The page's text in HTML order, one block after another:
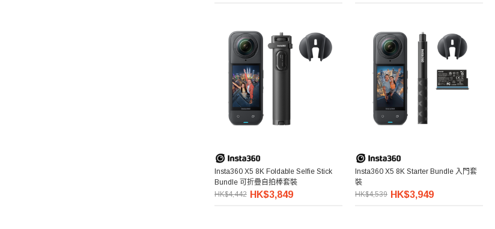
Insta360 X5 8K Foldable Selfie Stick
Bundle 可折疊自拍棒套裝
HK$4,442 HK$3,849
Insta360 X5 8K Starter Bundle 入門套
裝
HK$4,539 HK$3,949